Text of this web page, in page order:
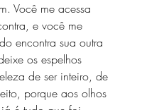
Você me acessa
e você me
encontra sua outra
os espelhos
de ser inteiro, de
porque aos olhos